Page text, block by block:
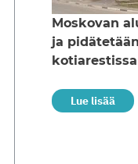
Moskovan
ja
kotiarestissa
Lue lisää